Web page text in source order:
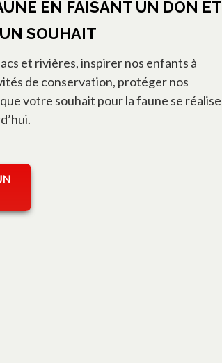
EN FAISANT UN DON ET
UN SOUHAIT
et rivières, inspirer nos enfants à
de conservation, protéger nos
votre souhait pour la faune se réalise
un nouvel onglet